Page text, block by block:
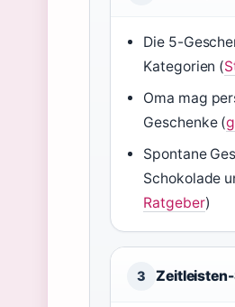
Die 5-
Kategorien (
Oma mag
Geschenke (
Spontane
Schokolade
Ratgeber)
3